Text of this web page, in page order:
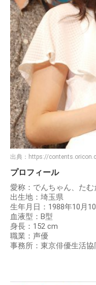
出典： https://
プロフィール
愛称：でんちゃん、たむ
出生地：埼玉県
生年月日：1988年10月
血液型：B型
身長：152 cm
職業：声優
事務所：東京俳優生活協